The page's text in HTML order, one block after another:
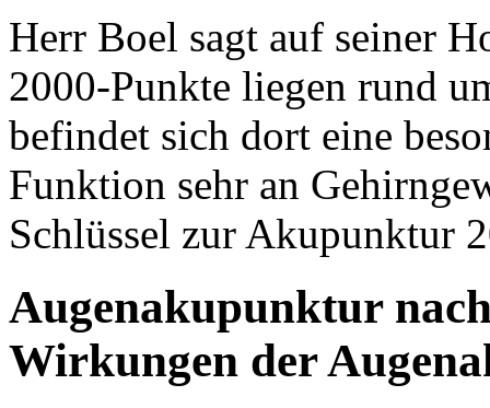
Herr Boel sagt auf seiner
2000-Punkte liegen rund
befindet sich dort eine
Funktion sehr an
Schlüssel zur Akupunktur
Augenakupunktur
Wirkungen der